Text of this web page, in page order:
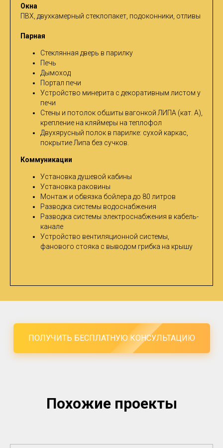
Окна
ПВХ, двухкамерный стеклопакет, подоконники, отливы
Парная
Стеклянная дверь в парилку
Печь
Дымоход
Портал печи
Устройство минерита с декоративным листом у
печи
Стены и потолок обшиты вагонкой ЛИПА (кат. А),
крепление на кляймеры на теплофол
Двухярусный полок в парилке: сухой каркас,
покрытие Липа без сучков.
Коммуникации
Установка душевой кабины
Установка раковины
Монтаж и обвязка бойлера до 80 литров
Разводка системы водоснабжения
Разводка системы электроснабжения в кабель-
канале
Устройство вентиляционной системы,
фанового стояка с выводом грибка на крышу
ПОЛУЧИТЬ БЕСПЛАТНУЮ КОНСУЛЬТАЦИЮ
Похожие проекты